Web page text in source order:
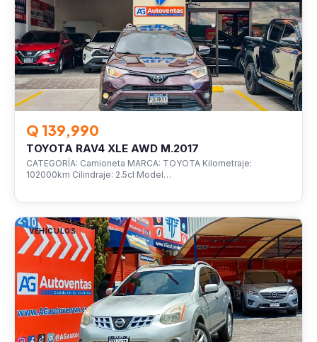
Q 139,990
TOYOTA RAV4 XLE AWD M.2017
CATEGORÍA: Camioneta MARCA: TOYOTA Kilometraje:
102000km Cilindraje: 2.5cl Model…
VEHÍCULOS